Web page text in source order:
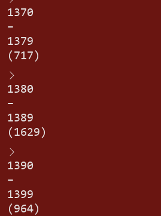
1370
–
1379
(717)
1380
–
1389
(1629)
1390
–
1399
(964)